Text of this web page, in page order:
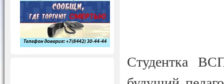
Студентка